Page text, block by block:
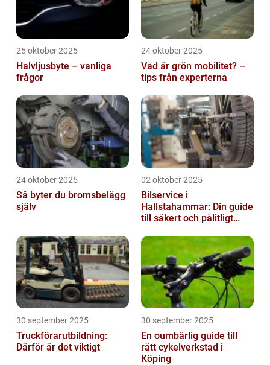
25 oktober 2025
Halvljusbyte – vanliga
frågor
24 oktober 2025
Vad är grön mobilitet? –
tips från experterna
24 oktober 2025
Så byter du bromsbelägg
själv
02 oktober 2025
Bilservice i
Hallstahammar: Din guide
till säkert och pålitligt
30 september 2025
Truckförarutbildning:
Därför är det viktigt
30 september 2025
En oumbärlig guide till
rätt cykelverkstad i
Köping